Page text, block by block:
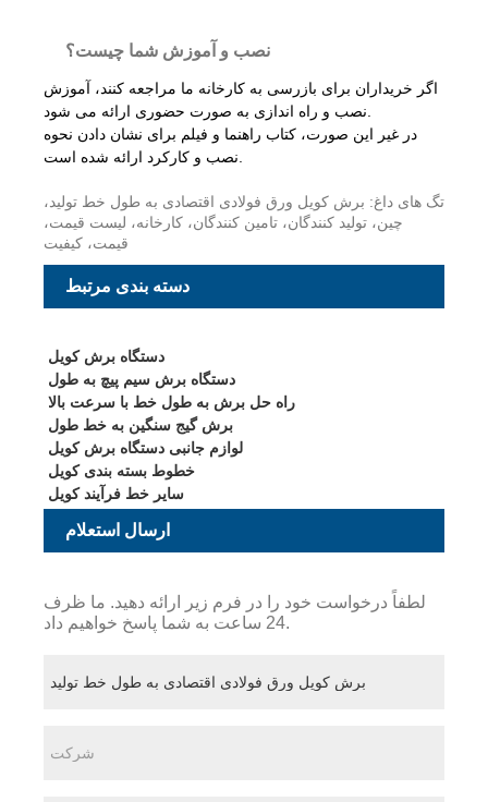
نصب و آموزش شما چیست؟
اگر خریداران برای بازرسی به کارخانه ما مراجعه کنند، آموزش
در غیر این صورت، کتاب راهنما و فیلم برای نشان دادن نحوه
تگ های داغ: برش کویل ورق فولادی اقتصادی به طول خط تولید،
چین، تولید کنندگان، تامین کنندگان، کارخانه، لیست قیمت،
قیمت، کیفیت
دسته بندی مرتبط
دستگاه برش کویل
دستگاه برش سیم پیچ به طول
راه حل برش به طول خط با سرعت بالا
برش گیج سنگین به خط طول
لوازم جانبی دستگاه برش کویل
خطوط بسته بندی کویل
سایر خط فرآیند کویل
ارسال استعلام
لطفاً درخواست خود را در فرم زیر ارائه دهید. ما ظرف
24 ساعت به شما پاسخ خواهیم داد.